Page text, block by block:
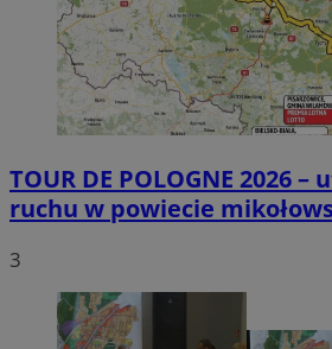
TOUR DE POLOGNE 2026
ruchu w powiecie
3